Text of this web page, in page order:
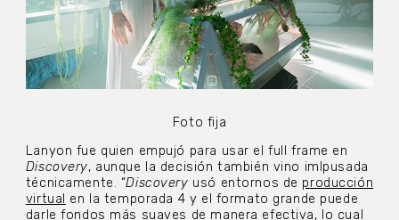
Foto fija
Lanyon fue quien empujó para usar el full frame en
Discovery, aunque la decisión también vino imlpusada
técnicamente. “Discovery usó entornos de producción
virtual en la temporada 4 y el formato grande puede
darle fondos más suaves de manera efectiva, lo cual